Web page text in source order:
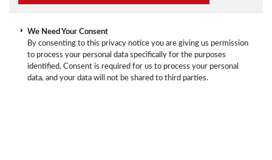
We Need Your Consent
By consenting to this privacy notice you are giving us permission
to process your personal data specifically for the purposes
identified. Consent is required for us to process your personal
data, and your data will not be shared to third parties.